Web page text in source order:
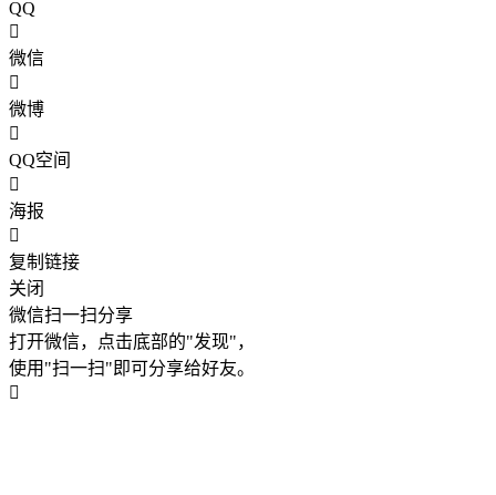
QQ
微信
微博
QQ空间
海报
复制链接
关闭
微信扫一扫分享
打开微信，点击底部的"发现"，
使用"扫一扫"即可分享给好友。